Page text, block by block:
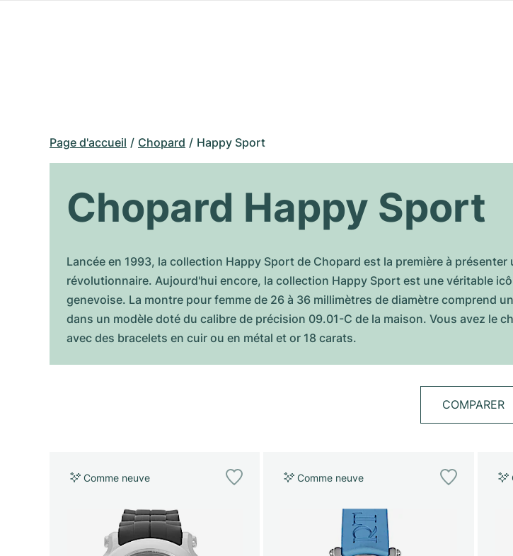
Page d'accueil Chopard Happy Sport
Chopard Happy Sport
Lancée en 1993, la collection Happy Sport de Chopard est la première à
révolutionnaire. Aujourd'hui encore, la collection Happy Sport est une véritable
genevoise. La montre pour femme de 26 à 36 millimètres de diamètre comprend
dans un modèle doté du calibre de précision 09.01-C de la maison. Vous avez le
avec des bracelets en cuir ou en métal et or 18 carats.
COMPARER
Comme neuve Comme neuve